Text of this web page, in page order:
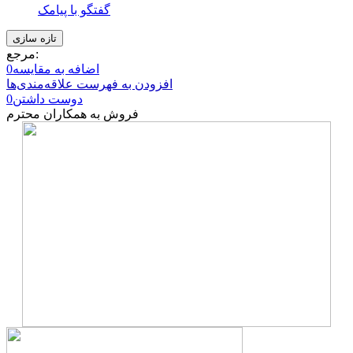
گفتگو با پیامک
مرجع:
اضافه به مقایسه0
افزودن به فهرست علاقه‌مندی‌ها
دوست داشتن0
فروش به همکاران محترم